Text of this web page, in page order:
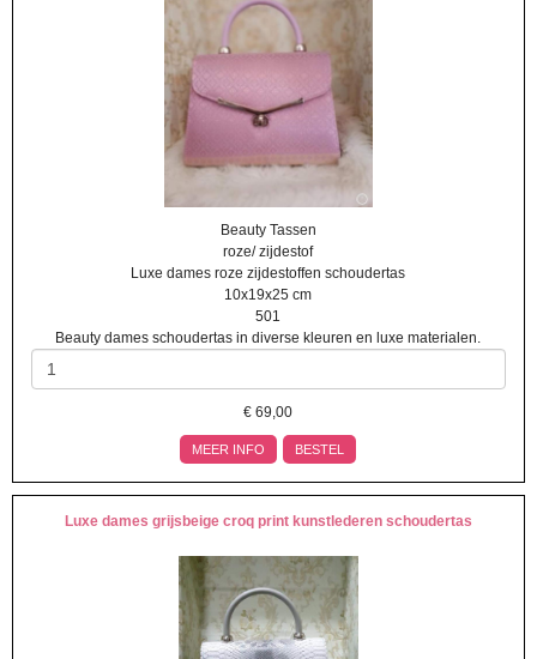
Beauty Tassen
roze/ zijdestof
Luxe dames roze zijdestoffen schoudertas
10x19x25 cm
501
Beauty dames schoudertas in diverse kleuren en luxe materialen.
€69,00
MEER INFO BESTEL
Luxe dames grijsbeige croq print kunstlederen schoudertas